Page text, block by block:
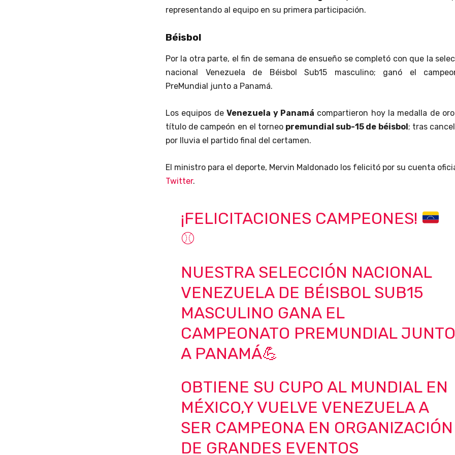
representando al equipo en su primera participación.
Béisbol
Por la otra parte, el fin de semana de ensueño se completó con que la
nacional Venezuela de Béisbol Sub15 masculino; ganó el
PreMundial junto a Panamá.
Los equipos deVenezuela y Panamá compartieron hoy la medalla de
título de campeón en el torneo premundial sub-15 de béisbol ; tras
por lluvia el partido final del certamen.
El ministro para el deporte, Mervin Maldonado los felicitó por su cuenta
Twitter.
¡FELICITACIONES CAMPEONES!
⚾️
NUESTRA SELECCIÓN NACIONAL
VENEZUELA DE BÉISBOL SUB15
MASCULINO GANA EL
CAMPEONATO PREMUNDIAL
A PANAMÁ💪
OBTIENE SU CUPO AL MUNDIAL EN
MÉXICO,Y VUELVE VENEZUELA A
SER CAMPEONA EN ORGANIZACIÓN
DE GRANDES EVENTOS